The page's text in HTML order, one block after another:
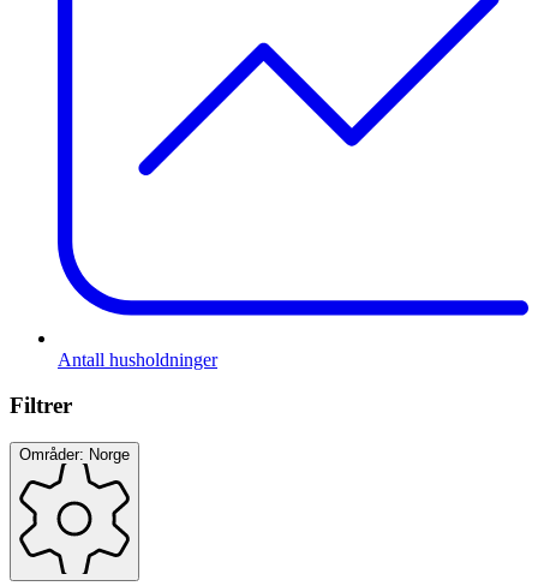
Antall husholdninger
Filtrer
Områder: Norge